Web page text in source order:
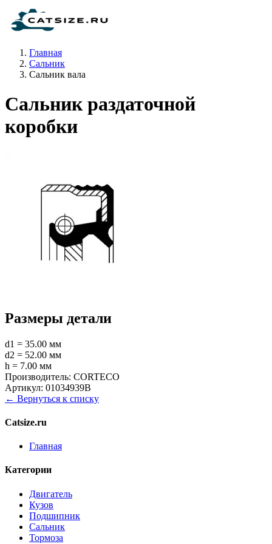
Главная
Сальник
Сальник вала
Сальник раздаточной
коробки
Размеры детали
d1 = 35.00 мм
d2 = 52.00 мм
h = 7.00 мм
Производитель: CORTECO
Артикул: 01034939B
← Вернуться к списку
Catsize.ru
Главная
Категории
Двигатель
Кузов
Подшипник
Сальник
Тормоза